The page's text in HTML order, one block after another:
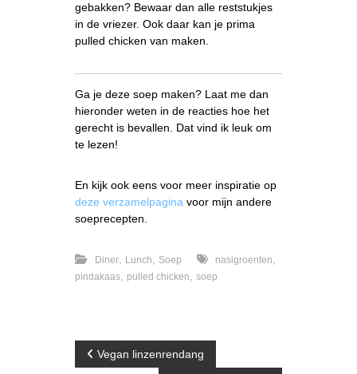
gebakken? Bewaar dan alle reststukjes
in de vriezer. Ook daar kan je prima
pulled chicken van maken.
Ga je deze soep maken? Laat me dan
hieronder weten in de reacties hoe het
gerecht is bevallen. Dat vind ik leuk om
te lezen!
En kijk ook eens voor meer inspiratie op
deze verzamelpagina voor mijn andere
soeprecepten.
Diner, Lunch, Soep nasigroenten,
pindakaas, pulled chicken,soep
B Vegan linzenrendang